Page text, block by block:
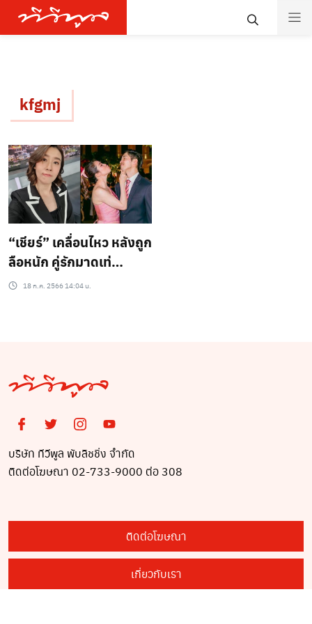
kfgmj
“เชียร์” เคลื่อนไหว หลังถูก
ลือหนัก คู่รักมาดเท่
อัลฟอลกันแล้ว!!
18 ก.ค. 2566 14:04 น.
บริษัท ทีวีพูล พับลิชชิ่ง จำกัด
ติดต่อโฆษณา 02-733-9000 ต่อ 308
ติดต่อโฆษณา
เกี่ยวกับเรา